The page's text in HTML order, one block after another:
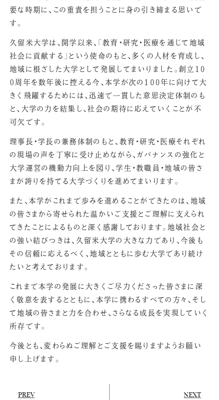
要な時期に、この重責を担うことに身の引き締まる思いで
す。
久留米大学は、開学以来、「教育・研究・医療を通じて地域
社会に貢献する」という使命のもと、多くの人材を育成し、
地域に根ざした大学として発展してまいりました。創立10
0周年を数年後に控える今、本学が次の100年に向けて大
きく飛躍するためには、迅速で一貫した意思決定体制のも
と、大学の力を結集し、社会の期待に応えていくことが不
可欠です。
理事長・学長の兼務体制のもと、教育・研究・医療それぞれ
の現場の声を丁寧に受け止めながら、ガバナンスの強化と
大学運営の機動力向上を図り、学生・教職員・地域の皆さ
まが誇りを持てる大学づくりを進めてまいります。
また、本学がこれまで歩みを進めることができたのは、地域
の皆さまから寄せられた温かいご支援とご理解に支えられ
てきたことによるものと深く感謝しております。地域社会と
の強い結びつきは、久留米大学の大きな力であり、今後も
その信頼に応えるべく、地域とともに歩む大学であり続け
たいと考えております。
これまで本学の発展に大きくご尽力くださった皆さまに深
く敬意を表するとともに、本学に携わるすべての方々、そし
て地域の皆さまと力を合わせ、さらなる成長を実現していく
所存です。
今後とも、変わらぬご理解とご支援を賜りますようお願い
申し上げます。
PREV NEXT